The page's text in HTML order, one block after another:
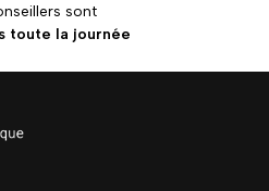
sont
toute la journée